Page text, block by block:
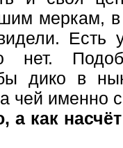
меркам,
Есть
нет.
дико в
чей именно
а как